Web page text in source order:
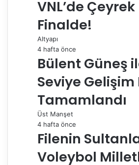
VNL’de Çeyrek
Finalde!
Altyapı
4 hafta önce
Bülent Güneş
Seviye Gelişim
Tamamlandı
Üst Manşet
4 hafta önce
Filenin
Voleybol